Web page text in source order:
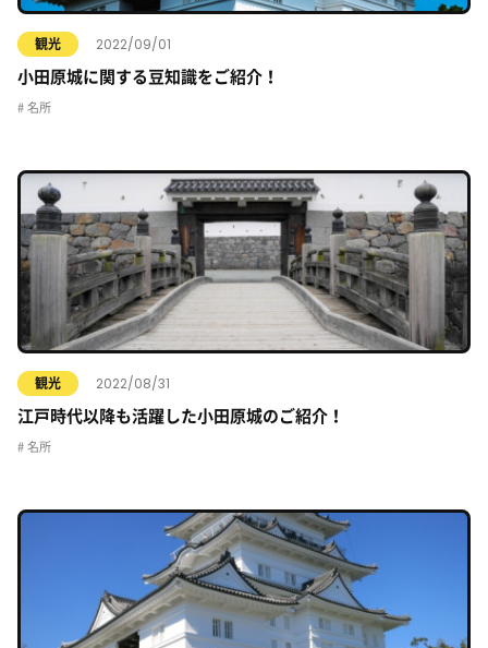
観光 2022/09/01
小田原城に関する豆知識をご紹介！
名所
観光 2022/08/31
江戸時代以降も活躍した小田原城のご紹介！
名所